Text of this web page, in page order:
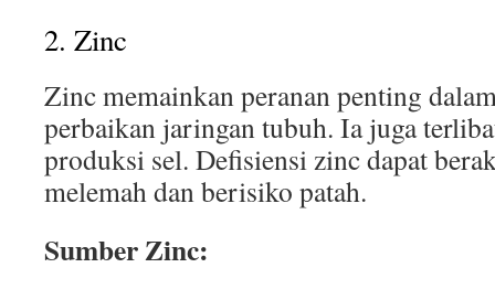
2. Zinc
Zinc memainkan peranan penting
perbaikan jaringan tubuh. Ia juga
produksi sel. Defisiensi zinc dapat
melemah dan berisiko patah.
Sumber Zinc: